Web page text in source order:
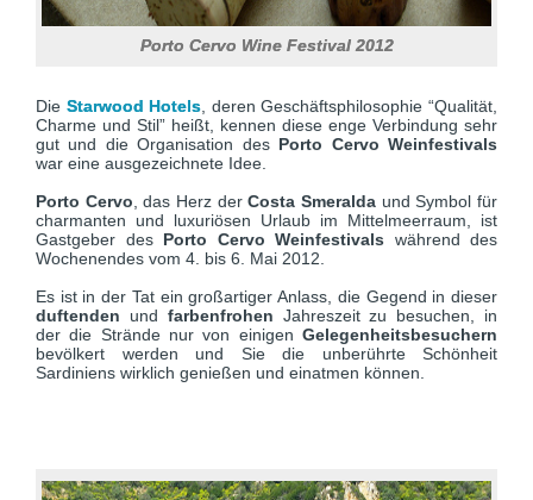
Porto Cervo Wine Festival 2012
Die Starwood Hotels , deren Geschäftsphilosophie “Qualität,
Charme und Stil” heißt, kennen diese enge Verbindung sehr
gut und die Organisation des Porto Cervo Weinfestivals
war eine ausgezeichnete Idee.
Porto Cervo , das Herz derCosta Smeralda und Symbol für
charmanten und luxuriösen Urlaub im Mittelmeerraum, ist
Gastgeber des Porto Cervo Weinfestivals während des
Wochenendes vom 4. bis 6. Mai 2012.
Es ist in der Tat ein großartiger Anlass, die Gegend in dieser
duftenden und farbenfrohen Jahreszeit zu besuchen, in
der die Strände nur von einigen Gelegenheitsbesuchern
bevölkert werden und Sie die unberührte Schönheit
Sardiniens wirklich genießen und einatmen können.